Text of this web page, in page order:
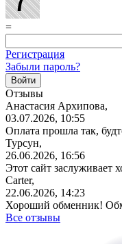
=
Регистрация
Забыли пароль?
Отзывы
Анастасия Архипова,
03.07.2026, 10:55
Оплата прошла так,
Турсун,
26.06.2026, 16:56
Этот сайт заслуживает
Carter,
22.06.2026, 14:23
Хороший обменник!
Все отзывы